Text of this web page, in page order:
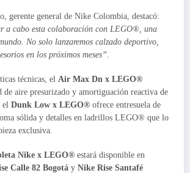
gerente general de Nike Colombia, destacó:
a cabo esta colaboración con LEGO®, una
No solo lanzaremos calzado deportivo,
en los próximos meses”
técnicas, el Air Max Dn x LEGO®
de aire presurizado y amortiguación reactiva de
el Dunk Low x LEGO® ofrece entresuela de
sólida y detalles en ladrillos LEGO® que lo
exclusiva.
Nike x LEGO® estará disponible en
Calle 82 Bogotá y Nike Rise Santafé